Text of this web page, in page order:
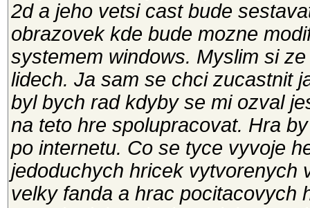
2d a jeho vetsi cast bude
obrazovek kde bude mozne
systemem windows. Myslim si
lidech. Ja sam se chci zucastnit
byl bych rad kdyby se mi ozval
na teto hre spolupracovat. Hra
po internetu. Co se tyce vyvoje
jedoduchych hricek vytvorenych
velky fanda a hrac pocitacovych